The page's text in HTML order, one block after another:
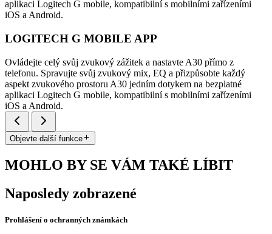
aplikaci Logitech G mobile, kompatibilní s mobilními zařízeními
iOS a Android.
LOGITECH G MOBILE APP
Ovládejte celý svůj zvukový zážitek a nastavte A30 přímo z
telefonu. Spravujte svůj zvukový mix, EQ a přizpůsobte každý
aspekt zvukového prostoru A30 jedním dotykem na bezplatné
aplikaci Logitech G mobile, kompatibilní s mobilními zařízeními
iOS a Android.
Objevte další funkce
MOHLO BY SE VÁM TAKÉ LÍBIT
Naposledy zobrazené
Prohlášení o ochranných známkách